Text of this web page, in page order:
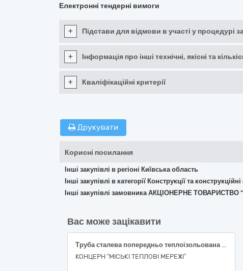
Електронні тендерні вимоги
+ Підстави для відмови в участі у процедурі
+ Інформація про інші технічні, якісні та
+ Кваліфікаційні критерії
Друкувати
Корисні посилання
Інші закупівлі в регіоні Київська область
Інші закупівлі в категорії Конструкції та
Інші закупівлі замовника АКЦІОНЕРНЕ
Вас може зацікавити
Труба сталева попередньо теплоізольована та фасонні вироби до неї згідно ДК 021:2015 код 44160000-9 Магістралі, трубопроводи, труби, обсадні труби, тюбінги та супутні вироби
КОНЦЕРН “МІСЬКІ ТЕПЛОВІ МЕРЕЖІ”